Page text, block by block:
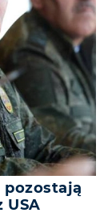
pozostają
USA